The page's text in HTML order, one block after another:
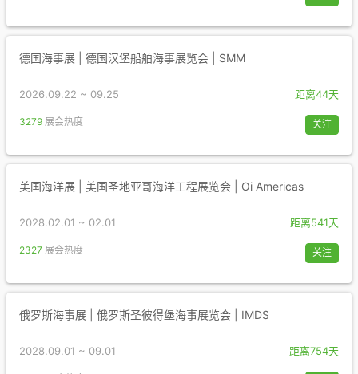
德国海事展 | 德国汉堡船舶海事展览会 | SMM
2026.09.22 ~ 09.25 距离44天
3279 展会热度 关注
美国海洋展 | 美国圣地亚哥海洋工程展览会 | Oi Americas
2028.02.01 ~ 02.01 距离541天
2327 展会热度 关注
俄罗斯海事展 | 俄罗斯圣彼得堡海事展览会 | IMDS
2028.09.01 ~ 09.01 距离754天